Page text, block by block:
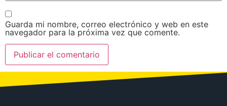
Guarda mi nombre, correo electrónico y web en este
navegador para la próxima vez que comente.